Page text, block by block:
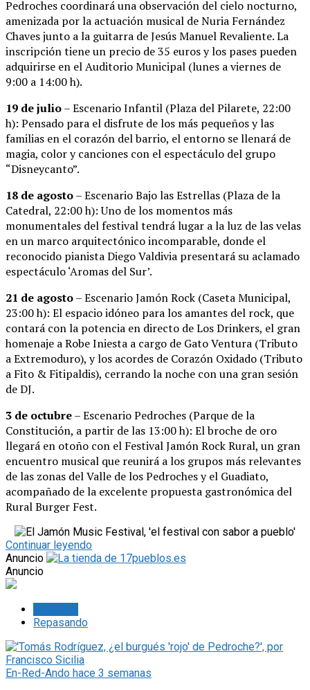
Pedroches coordinará una observación del cielo nocturno,
amenizada por la actuación musical de Nuria Fernández
Chaves junto a la guitarra de Jesús Manuel Revaliente. La
inscripción tiene un precio de 35 euros y los pases pueden
adquirirse en el Auditorio Municipal (lunes a viernes de
9:00 a 14:00 h).
19 de julio– Escenario Infantil (Plaza del Pilarete, 22:00
h): Pensado para el disfrute de los más pequeños y las
familias en el corazón del barrio, el entorno se llenará de
magia, color y canciones con el espectáculo del grupo
“Disneycanto”.
18 de agosto– Escenario Bajo las Estrellas (Plaza de la
Catedral, 22:00 h): Uno de los momentos más
monumentales del festival tendrá lugar a la luz de las velas
en un marco arquitectónico incomparable, donde el
reconocido pianista Diego Valdivia presentará su aclamado
espectáculo ‘Aromas del Sur’.
21 de agosto– Escenario Jamón Rock (Caseta Municipal,
23:00 h): El espacio idóneo para los amantes del rock, que
contará con la potencia en directo de Los Drinkers, el gran
homenaje a Robe Iniesta a cargo de Gato Ventura (Tributo
a Extremoduro), y los acordes de Corazón Oxidado (Tributo
a Fito & Fitipaldis), cerrando la noche con una gran sesión
de DJ.
3 de octubre– Escenario Pedroches (Parque de la
Constitución, a partir de las 13:00 h): El broche de oro
llegará en otoño con el Festival Jamón Rock Rural, un gran
encuentro musical que reunirá a los grupos más relevantes
de las zonas del Valle de los Pedroches y el Guadiato,
acompañado de la excelente propuesta gastronómica del
Rural Burger Fest.
Continuar leyendo
Anuncio
Anuncio
Repasando
En-Red-Ando hace 3 semanas